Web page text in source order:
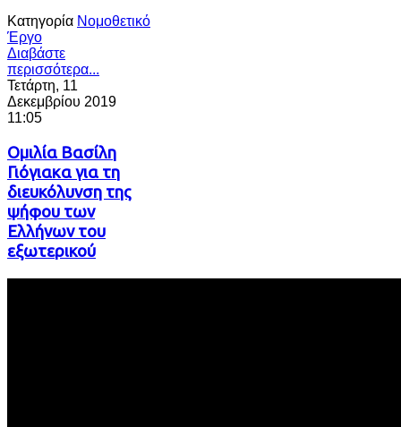
Κατηγορία Νομοθετικό
Έργο
Διαβάστε
περισσότερα...
Τετάρτη, 11
Δεκεμβρίου 2019
11:05
Ομιλία Βασίλη
Γιόγιακα για τη
διευκόλυνση της
ψήφου των
Ελλήνων του
εξωτερικού